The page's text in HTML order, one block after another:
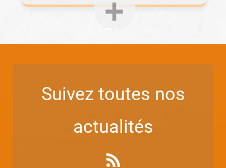
Suivez toutes nos
actualités